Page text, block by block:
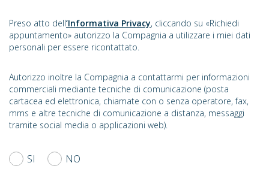
Preso atto dell’Informativa Privacy, cliccando su «Richiedi
appuntamento» autorizzo la Compagnia a utilizzare i miei dati
personali per essere ricontattato.
Autorizzo inoltre la Compagnia a contattarmi per informazioni
commerciali mediante tecniche di comunicazione (posta
cartacea ed elettronica, chiamate con o senza operatore, fax,
mms e altre tecniche di comunicazione a distanza, messaggi
tramite social media o applicazioni web).
SI NO